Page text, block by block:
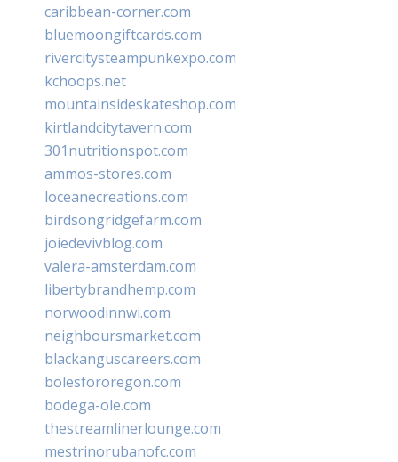
caribbean-corner.com
bluemoongiftcards.com
rivercitysteampunkexpo.com
kchoops.net
mountainsideskateshop.com
kirtlandcitytavern.com
301nutritionspot.com
ammos-stores.com
loceanecreations.com
birdsongridgefarm.com
joiedevivblog.com
valera-amsterdam.com
libertybrandhemp.com
norwoodinnwi.com
neighboursmarket.com
blackanguscareers.com
bolesfororegon.com
bodega-ole.com
thestreamlinerlounge.com
mestrinorubanofc.com